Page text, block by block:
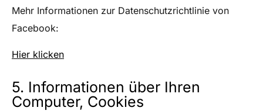
Mehr Informationen zur Datenschutzrichtlinie von
Facebook:
Hier klicken
5. Informationen über Ihren
Computer, Cookies